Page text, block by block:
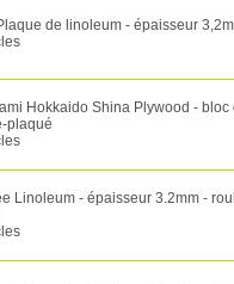
de linoleum - épaisseur
Hokkaido Shina Plywood - bloc
plaqué
Linoleum - épaisseur 3.2mm -